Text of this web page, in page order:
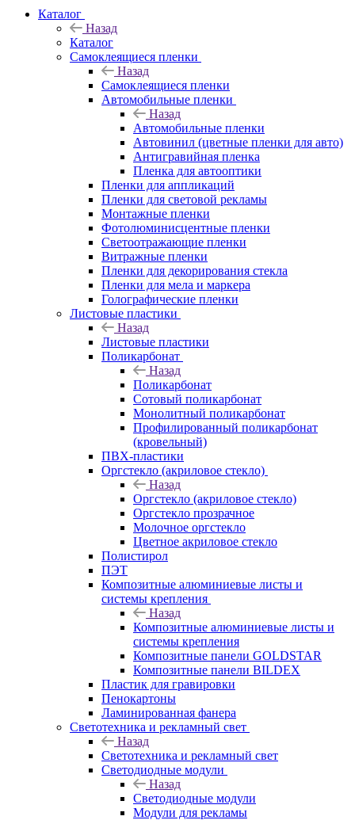
Каталог
Назад
Каталог
Самоклеящиеся пленки
Назад
Самоклеящиеся пленки
Автомобильные пленки
Назад
Автомобильные пленки
Автовинил (цветные пленки для авто)
Антигравийная пленка
Пленка для автооптики
Пленки для аппликаций
Пленки для световой рекламы
Монтажные пленки
Фотолюминисцентные пленки
Светоотражающие пленки
Витражные пленки
Пленки для декорирования стекла
Пленки для мела и маркера
Голографические пленки
Листовые пластики
Назад
Листовые пластики
Поликарбонат
Назад
Поликарбонат
Сотовый поликарбонат
Монолитный поликарбонат
Профилированный поликарбонат
(кровельный)
ПВХ-пластики
Оргстекло (акриловое стекло)
Назад
Оргстекло (акриловое стекло)
Оргстекло прозрачное
Молочное оргстекло
Цветное акриловое стекло
Полистирол
ПЭТ
Композитные алюминиевые листы и
системы крепления
Назад
Композитные алюминиевые листы и
системы крепления
Композитные панели GOLDSTAR
Композитные панели BILDEX
Пластик для гравировки
Пенокартоны
Ламинированная фанера
Светотехника и рекламный свет
Назад
Светотехника и рекламный свет
Светодиодные модули
Назад
Светодиодные модули
Модули для рекламы